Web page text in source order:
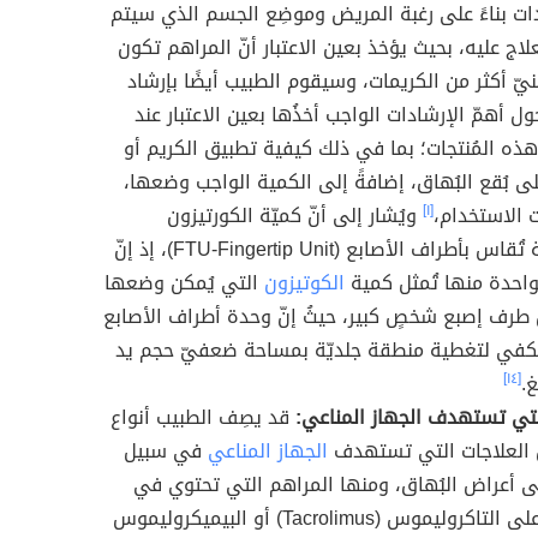
بناءً على رغبة المريض وموضِع الجسم الذي سيتم
عليه، بحيث يؤخذ بعين الاعتبار أنّ المراهم تكون
أكثر من الكريمات، وسيقوم الطبيب أيضًا بإرشاد
أهمّ الإرشادات الواجب أخذُها بعين الاعتبار عند
المُنتجات؛ بما في ذلك كيفية تطبيق الكريم أو
بُقع البُهاق، إضافةً إلى الكمية الواجب وضعها،
الاستخدام،[١] ويُشار إلى أنّ كميّة الكورتيزون
الموضوعة تُقاس بأطراف الأصابع (FTU-Fingertip Unit)، إذ إنّ
منها تُمثل كمية الكوتيزون التي يُمكن وضعها
إصبع شخصٍ كبير، حيثُ إنّ وحدة أطراف الأصابع
لتغطية منطقة جلديّة بمساحة ضعفيّ حجم يد
[١٤]
تستهدف الجهاز المناعي: قد يصِف الطبيب أنواع
التي تستهدف الجهاز المناعي في سبيل
أعراض البُهاق، ومنها المراهم التي تحتوي في
تركيبتها على التاكروليموس (Tacrolimus) أو البيميكروليموس